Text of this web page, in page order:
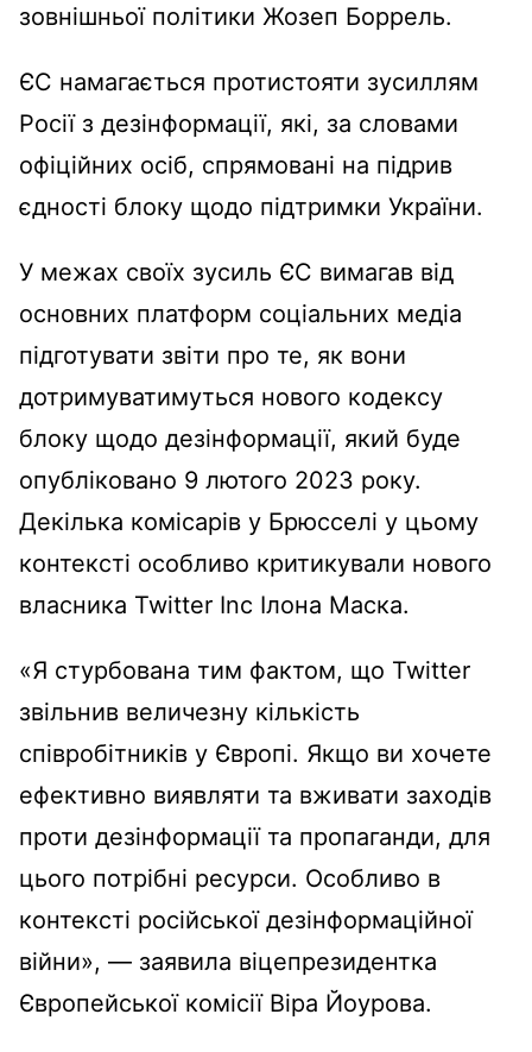
зовнішньої політики Жозеп Боррель.
ЄС намагається протистояти зусиллям
Росії з дезінформації, які, за словами
офіційних осіб, спрямовані на підрив
єдності блоку щодо підтримки України.
У межах своїх зусиль ЄС вимагав від
основних платформ соціальних медіа
підготувати звіти про те, як вони
дотримуватимуться нового кодексу
блоку щодо дезінформації, який буде
опубліковано 9 лютого 2023 року.
Декілька комісарів у Брюсселі у цьому
контексті особливо критикували нового
власника Twitter Inc Ілона Маска.
«Я стурбована тим фактом, що Twitter
звільнив величезну кількість
співробітників у Європі. Якщо ви хочете
ефективно виявляти та вживати заходів
проти дезінформації та пропаганди, для
цього потрібні ресурси. Особливо в
контексті російської дезінформаційної
війни», — заявила віцепрезидентка
Європейської комісії Віра Йоурова.